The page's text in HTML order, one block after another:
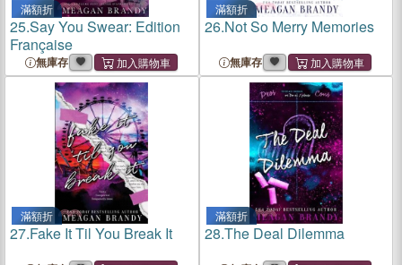
滿額折
25.Say You Swear: Edition
Française
無庫存
滿額折
26.Not So Merry Memories
無庫存
滿額折
27.Fake It Til You Break It
滿額折
28.The Deal Dilemma